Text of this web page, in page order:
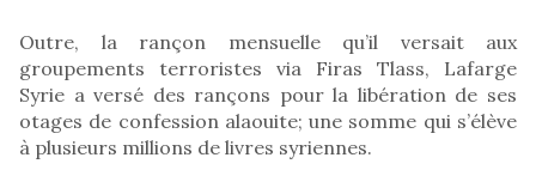
Outre, la rançon mensuelle qu’il versait aux
groupements terroristes via Firas Tlass, Lafarge
Syrie a versé des rançons pour la libération de ses
otages de confession alaouite; une somme qui s’élève
à plusieurs millions de livres syriennes.